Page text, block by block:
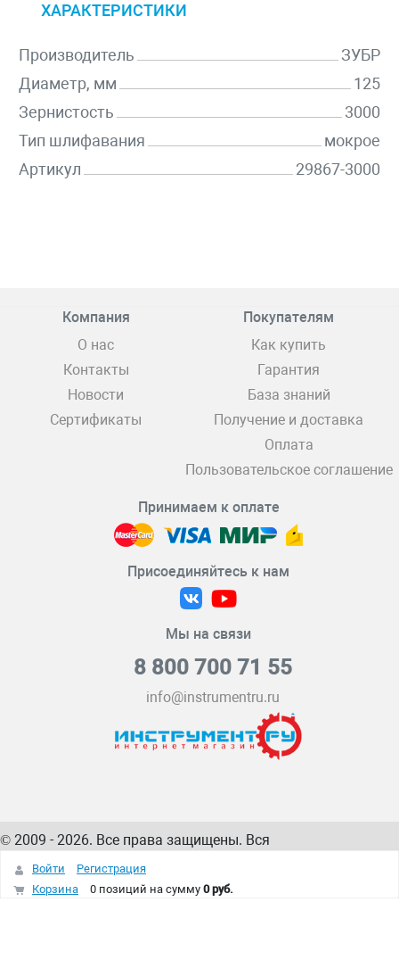
ХАРАКТЕРИСТИКИ
Производитель
ЗУБР
Диаметр, мм
125
Зернистость
3000
Тип шлифавания
мокрое
Артикул
29867-3000
Компания
О нас
Контакты
Новости
Сертификаты
Покупателям
Как купить
Гарантия
База знаний
Получение и доставка
Оплата
Пользовательское соглашение
Принимаем к оплате
Присоединяйтесь к нам
Мы на связи
8 800 700 71 55
info@instrumentru.ru
© 2009 - 2026. Все права защищены. Вся
информация на сайте – собственность
интернет-магазина
Войти
Регистрация
Корзина
0 позиций на сумму 0 руб.